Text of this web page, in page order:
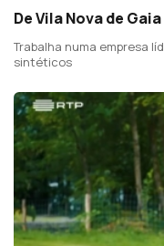
De Vila Nova de
Trabalha numa empresa
sintéticos